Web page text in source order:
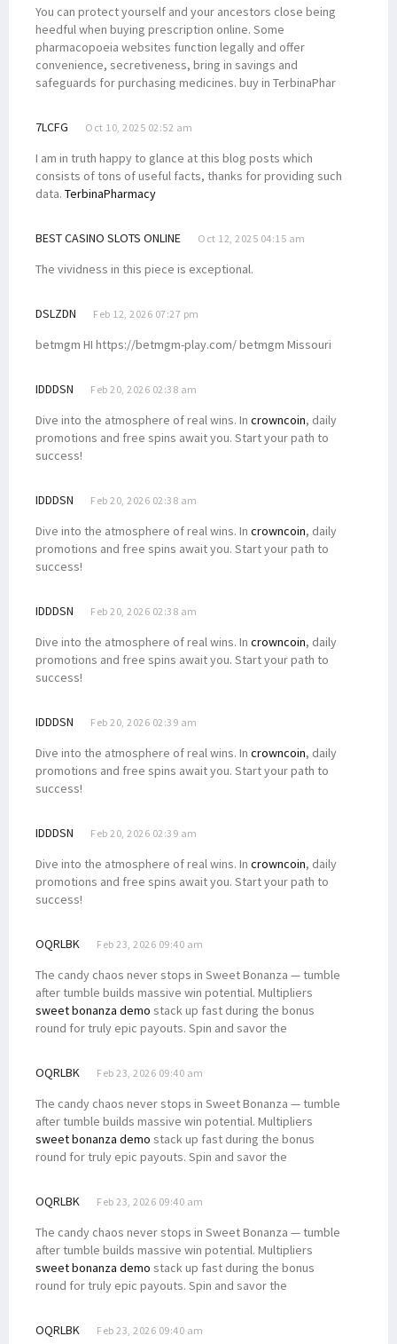
You can protect yourself and your ancestors close being
heedful when buying prescription online. Some
pharmacopoeia websites function legally and offer
convenience, secretiveness, bring in savings and
safeguards for purchasing medicines. buy in TerbinaPhar
7LCFG Oct 10, 2025 02:52 am
I am in truth happy to glance at this blog posts which
consists of tons of useful facts, thanks for providing such
data. TerbinaPharmacy
BEST CASINO SLOTS ONLINE Oct 12, 2025 04:15 am
The vividness in this piece is exceptional.
DSLZDN Feb 12, 2026 07:27 pm
betmgm HI https://betmgm-play.com/ betmgm Missouri
IDDDSN Feb 20, 2026 02:38 am
Dive into the atmosphere of real wins. In crowncoin, daily
promotions and free spins await you. Start your path to
success!
IDDDSN Feb 20, 2026 02:38 am
Dive into the atmosphere of real wins. In crowncoin, daily
promotions and free spins await you. Start your path to
success!
IDDDSN Feb 20, 2026 02:38 am
Dive into the atmosphere of real wins. In crowncoin, daily
promotions and free spins await you. Start your path to
success!
IDDDSN Feb 20, 2026 02:39 am
Dive into the atmosphere of real wins. In crowncoin, daily
promotions and free spins await you. Start your path to
success!
IDDDSN Feb 20, 2026 02:39 am
Dive into the atmosphere of real wins. In crowncoin, daily
promotions and free spins await you. Start your path to
success!
OQRLBK Feb 23, 2026 09:40 am
The candy chaos never stops in Sweet Bonanza — tumble
after tumble builds massive win potential. Multipliers
sweet bonanza demo stack up fast during the bonus
round for truly epic payouts. Spin and savor the
OQRLBK Feb 23, 2026 09:40 am
The candy chaos never stops in Sweet Bonanza — tumble
after tumble builds massive win potential. Multipliers
sweet bonanza demo stack up fast during the bonus
round for truly epic payouts. Spin and savor the
OQRLBK Feb 23, 2026 09:40 am
The candy chaos never stops in Sweet Bonanza — tumble
after tumble builds massive win potential. Multipliers
sweet bonanza demo stack up fast during the bonus
round for truly epic payouts. Spin and savor the
OQRLBK Feb 23, 2026 09:40 am